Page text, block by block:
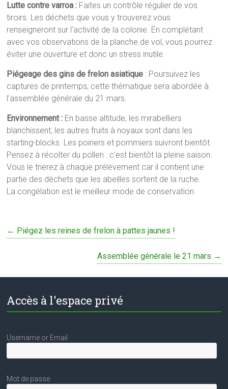
Lutte contre varroa : Faites un contrôle régulier de vos
tiroirs. Les déchets que vous y trouverez vous
renseigneront sur l’activité de la colonie. En complétant
avec vos observations de la planche de vol, vous pourrez
éviter une ouverture et donc un stress inutile.
Piégeage des gins de frelon asiatique : Poursuivez les
captures de printemps, cette thématique sera abordée à
l’assemblée générale du 21 mars.
Environnement : En basse altitude, les mirabelliers
blanchissent, les autres fruits à noyaux sont dans les
starting-blocks. Les poiriers et pommiers suivront bientôt.
Pensez à récolter du pollen : c’est bientôt la pleine saison.
Vous le trierez à chaque prélèvement car il contient une
partie des déchets que les abeilles sortent de la ruche.
La congélation est le meilleur mode de conservation.
← Piégez les reines de frelon à pattes jaunes !
Assemblée générale le 21 mars →
Accès à l'espace privé
Username or Email
Mot de passe